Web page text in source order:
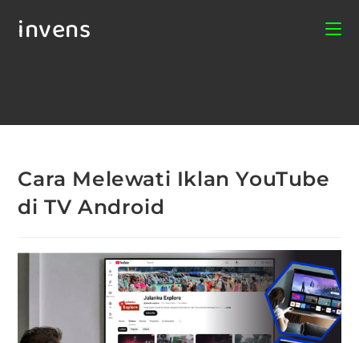
invens
Cara Melewati Iklan YouTube
di TV Android